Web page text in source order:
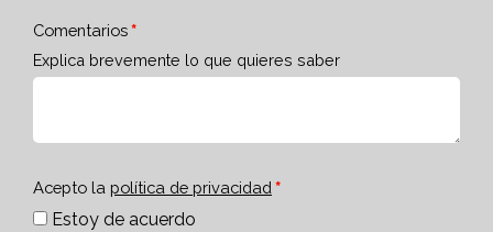
Comentarios
Explica brevemente lo que quieres saber
Acepto la política de privacidad
Estoy de acuerdo